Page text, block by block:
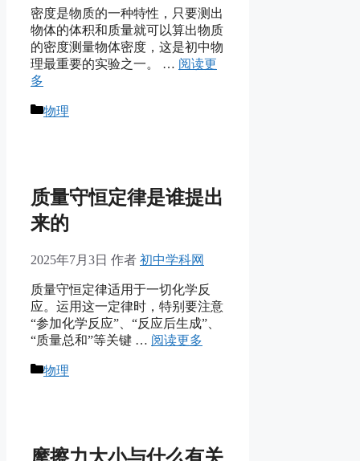
密度是物质的一种特性，只要测出
物体的体积和质量就可以算出物质
的密度测量物体密度，这是初中物
理最重要的实验之一。 … 阅读更
多
分
物理
质量守恒定律是谁提出
来的
2025年7月3日 作者 初中学科网
质量守恒定律适用于一切化学反
应。运用这一定律时，特别要注意
“参加化学反应”、“反应后生成”、
“质量总和”等关键 … 阅读更多
分
物理